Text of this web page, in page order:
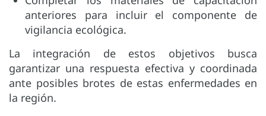
anteriores para incluir el componente de
vigilancia ecológica.
La integración de estos objetivos busca
garantizar una respuesta efectiva y coordinada
ante posibles brotes de estas enfermedades en
la región.